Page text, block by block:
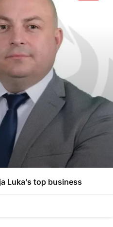
Luka’s top business